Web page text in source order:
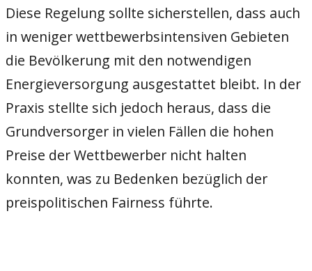
Diese Regelung sollte sicherstellen, dass auch
in weniger wettbewerbsintensiven Gebieten
die Bevölkerung mit den notwendigen
Energieversorgung ausgestattet bleibt. In der
Praxis stellte sich jedoch heraus, dass die
Grundversorger in vielen Fällen die hohen
Preise der Wettbewerber nicht halten
konnten, was zu Bedenken bezüglich der
preispolitischen Fairness führte.